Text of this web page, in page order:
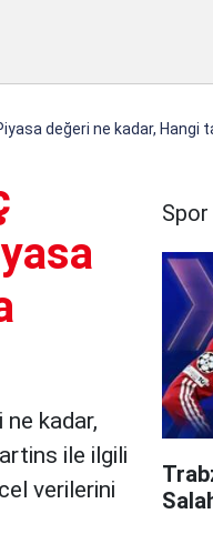
değeri ne kadar, Hangi
kadar,
ile ilgili
verilerini
Spor